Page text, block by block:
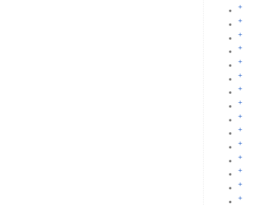
+
+
+
+
+
+
+
+
+
+
+
+
+
+
+